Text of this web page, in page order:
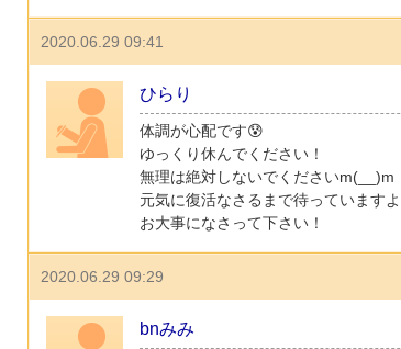
2020.06.29 09:41
ひらり
体調が心配です😰
ゆっくり休んでください！
無理は絶対しないでくださいm(__)m
元気に復活なさるまで待っています
お大事になさって下さい！
2020.06.29 09:29
bnみみ